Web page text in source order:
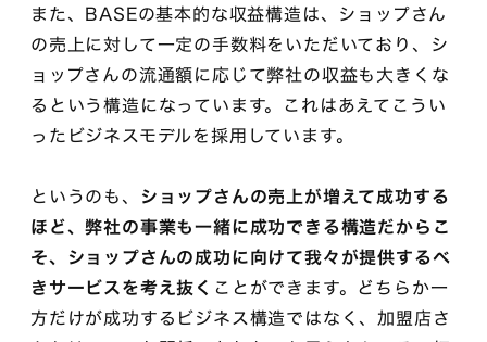
また、BASEの基本的な収益構造は、ショップさん
の売上に対して一定の手数料をいただいており、シ
ョップさんの流通額に応じて弊社の収益も大きくな
るという構造になっています。これはあえてこうい
ったビジネスモデルを採用しています。
というのも、 ショップさんの売上が増えて成功する
ほど、弊社の事業も一緒に成功できる構造だからこ
そ、ショップさんの成功に向けて我々が提供するべ
きサービスを考え抜く ことができます。どちらか一
方だけが成功するビジネス構造ではなく、加盟店さ